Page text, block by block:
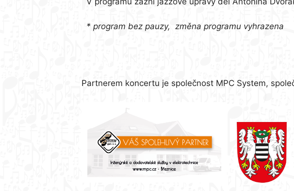
* program bez pauzy, změna programu vyhrazena
Partnerem koncertu je společnost MPC System,